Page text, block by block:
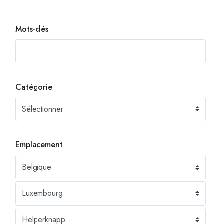
Mots-clés
Catégorie
Emplacement